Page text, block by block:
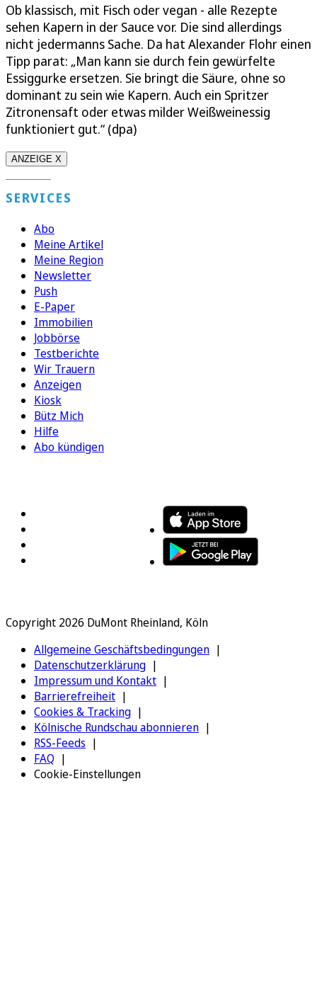
Ob klassisch, mit Fisch oder vegan - alle Rezepte
sehen Kapern in der Sauce vor. Die sind allerdings
nicht jedermanns Sache. Da hat Alexander Flohr einen
Tipp parat: „Man kann sie durch fein gewürfelte
Essiggurke ersetzen. Sie bringt die Säure, ohne so
dominant zu sein wie Kapern. Auch ein Spritzer
Zitronensaft oder etwas milder Weißweinessig
funktioniert gut.“ (dpa)
ANZEIGE X
SERVICES
Abo
Meine Artikel
Meine Region
Newsletter
Push
E-Paper
Immobilien
Jobbörse
Testberichte
Wir Trauern
Anzeigen
Kiosk
Bütz Mich
Hilfe
Abo kündigen
Copyright 2026 DuMont Rheinland, Köln
Allgemeine Geschäftsbedingungen
Datenschutzerklärung
Impressum und Kontakt
Barrierefreiheit
Cookies & Tracking
Kölnische Rundschau abonnieren
RSS-Feeds
FAQ
Cookie-Einstellungen